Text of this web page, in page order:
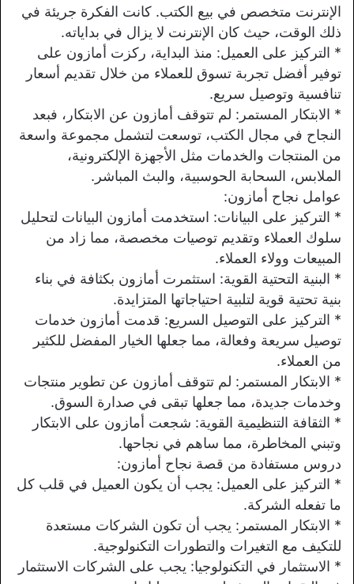
الإنترنت متخصص في بيع الكتب. كانت الفكرة جريئة في
ذلك الوقت، حيث كان الإنترنت لا يزال في بداياته.
* التركيز على العميل: منذ البداية، ركزت أمازون على
توفير أفضل تجربة تسوق للعملاء من خلال تقديم أسعار
تنافسية وتوصيل سريع.
* الابتكار المستمر: لم تتوقف أمازون عن الابتكار، فبعد
النجاح في مجال الكتب، توسعت لتشمل مجموعة واسعة
من المنتجات والخدمات مثل الأجهزة الإلكترونية،
الملابس، السحابة الحوسبية، والبث المباشر.
عوامل نجاح أمازون:
* التركيز على البيانات: استخدمت أمازون البيانات لتحليل
سلوك العملاء وتقديم توصيات مخصصة، مما زاد من
المبيعات وولاء العملاء.
* البنية التحتية القوية: استثمرت أمازون بكثافة في بناء
بنية تحتية قوية لتلبية احتياجاتها المتزايدة.
* التركيز على التوصيل السريع: قدمت أمازون خدمات
توصيل سريعة وفعالة، مما جعلها الخيار المفضل للكثير
من العملاء.
* الابتكار المستمر: لم تتوقف أمازون عن تطوير منتجات
وخدمات جديدة، مما جعلها تبقى في صدارة السوق.
* الثقافة التنظيمية القوية: شجعت أمازون على الابتكار
وتبني المخاطرة، مما ساهم في نجاحها.
دروس مستفادة من قصة نجاح أمازون:
* التركيز على العميل: يجب أن يكون العميل في قلب كل
ما تفعله الشركة.
* الابتكار المستمر: يجب أن تكون الشركات مستعدة
للتكيف مع التغيرات والتطورات التكنولوجية.
* الاستثمار في التكنولوجيا: يجب على الشركات الاستثمار